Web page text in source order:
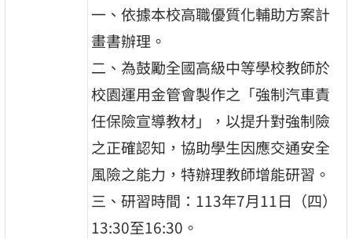
一、依據本校高職優質化輔助方案計
畫書辦理。
二、為鼓勵全國高級中等學校教師於
校園運用金管會製作之「強制汽車責
任保險宣導教材」，以提升對強制險
之正確認知，協助學生因應交通安全
風險之能力，特辦理教師增能研習。
三、研習時間：113年7月11日（四）
13:30至16:30。